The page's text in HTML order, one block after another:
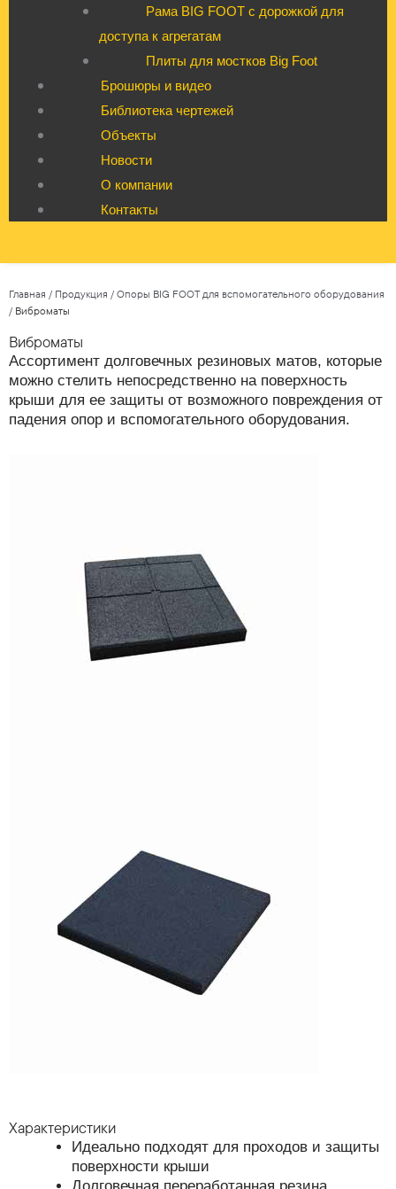
Рама BIG FOOT с дорожкой для
доступа к агрегатам
Плиты для мостков Big Foot
Брошюры и видео
Библиотека чертежей
Объекты
Новости
О компании
Контакты
Главная / Продукция / Опоры BIG FOOT для вспомогательного оборудования
/ Виброматы
Виброматы
Ассортимент долговечных резиновых матов, которые
можно стелить непосредственно на поверхность
крыши для ее защиты от возможного повреждения от
падения опор и вспомогательного оборудования.
Характеристики
Идеально подходят для проходов и защиты
поверхности крыши
Долговечная переработанная резина